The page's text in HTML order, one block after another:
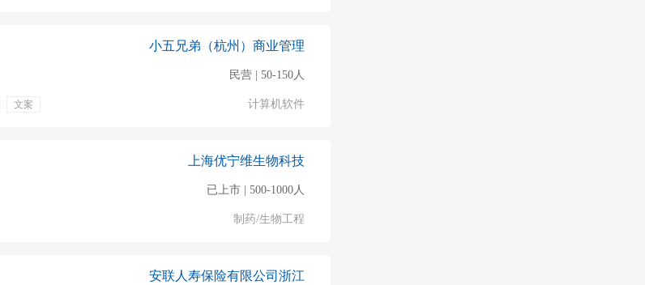
文案
小五兄弟（杭州）商业管理
民营 | 50-150人
计算机软件
上海优宁维生物科技
已上市 | 500-1000人
制药/生物工程
安联人寿保险有限公司浙江